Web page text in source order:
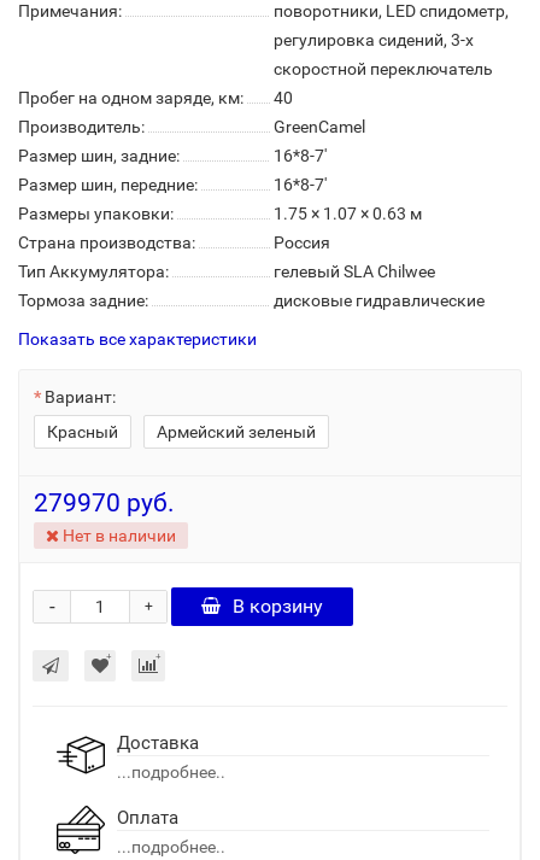
Примечания:
поворотники, LED спидометр,
регулировка сидений, 3-х
скоростной переключатель
Пробег на одном заряде, км:
40
Производитель:
GreenCamel
Размер шин, задние:
16*8-7'
Размер шин, передние:
16*8-7'
Размеры упаковки:
1.75 × 1.07 × 0.63 м
Страна производства:
Россия
Тип Аккумулятора:
гелевый SLA Chilwee
Тормоза задние:
дисковые гидравлические
Показать все характеристики
Вариант:
Красный
Армейский зеленый
279970 руб.
Нет в наличии
+
- В корзину
Доставка
...подробнее..
Оплата
...подробнее..